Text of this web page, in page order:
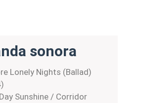
sonora
Lonely Nights (Ballad)
Sunshine / Corridor